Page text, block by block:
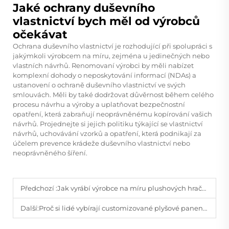
Jaké ochrany duševního
vlastnictví bych měl od výrobců
očekávat
Ochrana duševního vlastnictví je rozhodující při spolupráci s
jakýmkoli výrobcem na míru, zejména u jedinečných nebo
vlastních návrhů. Renomovaní výrobci by měli nabízet
komplexní dohody o neposkytování informací (NDAs) a
ustanovení o ochraně duševního vlastnictví ve svých
smlouvách. Měli by také dodržovat důvěrnost během celého
procesu návrhu a výroby a uplatňovat bezpečnostní
opatření, která zabraňují neoprávněnému kopírování vašich
návrhů. Projednejte si jejich politiku týkající se vlastnictví
návrhů, uchovávání vzorků a opatření, která podnikají za
účelem prevence krádeže duševního vlastnictví nebo
neoprávněného šíření.
Předchozí :Jak vyrábí výrobce na míru plushových hraček váš design?
Další:Proč si lidé vybírají customizované plyšové panenky místo běžných hraček?